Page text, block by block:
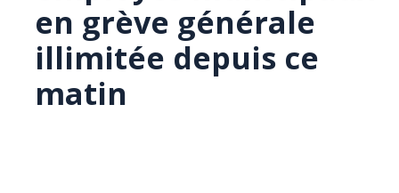
en grève générale
illimitée depuis ce
matin